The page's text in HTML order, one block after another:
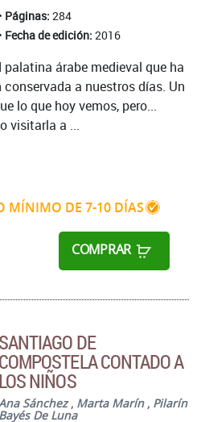
Páginas: 284
Fecha de edición: 2016
MÍNIMO DE 7-10 DÍAS
COMPRAR
árabe medieval que ha
a nuestros días. Un
lo que hoy vemos, pero...
visitarla a ...
SANTIAGO DE
COMPOSTELA CONTADO A
LOS NIÑOS
Sánchez, Marta Marín, Pilarín
Bayés De Luna